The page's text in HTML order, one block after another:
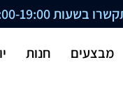
09:00-19:00 לטלפון
מבצעים חנות